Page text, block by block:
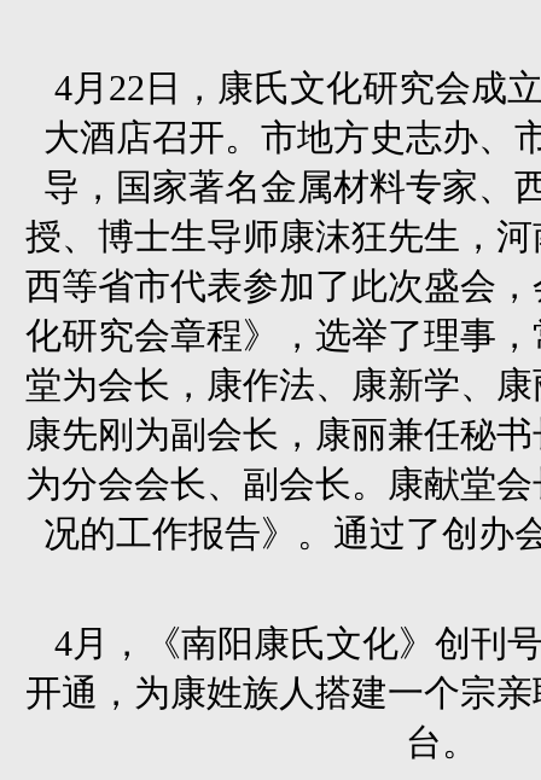
4月22日，康氏文化研究会成
大酒店召开。市地方史志办、
导，国家著名金属材料专家、
授、博士生导师康沫狂先生，
西等省市代表参加了此次盛会
化研究会章程》，选举了理事
堂为会长，康作法、康新学、
康先刚为副会长，康丽兼任秘
为分会会长、副会长。康献堂
况的工作报告》。通过了创办
4月，《南阳康氏文化》创刊
开通，为康姓族人搭建一个宗
台。